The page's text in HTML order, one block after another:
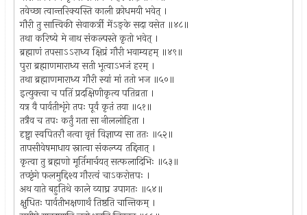
तवेच्छा त्वान्तरिक्यस्ति काली क्रोधमयी भवेत् ।
गौरी तु सात्त्विकी सेवाकर्त्री मेंऽङ्के सदा वसेत ॥४८॥
तथा करिष्ये मे नाथ संकल्पस्ते कृतो भवेत् ।
ब्रह्माणं तपसाऽऽराध्य क्षिप्रं गौरी भवाम्यहम् ॥४९॥
पुरा ब्रह्माणमाराध्य सती भूत्वाऽभजं हरम् ।
तथा ब्रह्माणमाराध्य गौरी स्यां मां ततो भज ॥५०॥
इत्युक्त्वा च पतिं प्रदक्षिणीकृत्य पतिव्रता ।
यत्र वै पार्वतीशृंगे तपः पूर्वं कृतं तया ॥५१॥
तत्रैव च तपः कर्तुं गता सा नीललोहिता ।
दृष्ट्वा स्वपितरौ नत्वा वृत्तं विज्ञाप्य सा ततः ॥५२॥
तापसीवेषमाधाय स्नात्वा संकल्प्य तद्दिनात् ।
कृत्वा तु ब्रह्मणो मूर्तिमार्चयत् सत्फलादिभिः ॥५३॥
तच्छृंगे फलमुद्दिश्य गौरत्वं चाऽकरोत्तपः ।
अथ याते बहुतिथे काले व्याघ्र उपागतः ॥५४॥
क्षुधितः पार्वतीभक्षणार्थं तिष्ठति चान्तिकम् ।